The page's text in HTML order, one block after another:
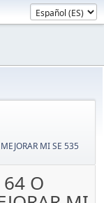
MI SE 535
64 O